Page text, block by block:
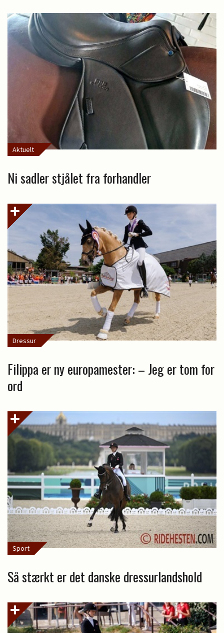
Aktuelt
Ni sadler stjålet fra forhandler
Dressur
Filippa er ny europamester: – Jeg er tom for
ord
Sport
Så stærkt er det danske dressurlandshold